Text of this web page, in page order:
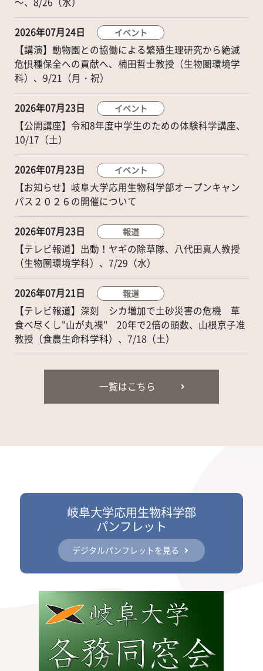
2026年07月24日 イベント
【講演】動物園との協働による繁殖生理研究から絶滅
危惧種保全への貢献へ、楠田哲士教授（生物圏環境学
科）、9/21（月・祝）
2026年07月23日 イベント
【公開講座】令和8年度中学生のための体験科学講座、
10/17（土）
2026年07月23日 イベント
【お知らせ】岐阜大学応用生物科学部オープンキャン
パス２０２６の開催について
2026年07月23日 報道
【テレビ報道】出動！ヤギの除草隊、八代田真人教授
（生物圏環境学科）、7/29（水）
2026年07月21日 報道
【テレビ報道】深刻 シカ増加で土砂災害の危機 草
食べ尽くし"山が丸裸" 20年で2倍の頭数、山根京子准
教授（食農生命科学科）、7/18（土）
一覧はこちら
岐阜大学応用生物科学部
パンフレット
デジタルパンフレットを見る